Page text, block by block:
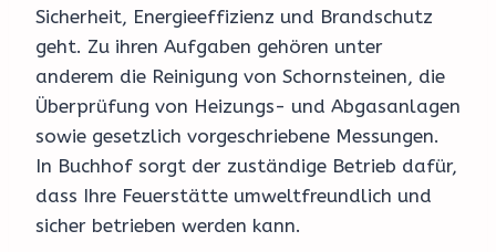
Sicherheit, Energieeffizienz und Brandschutz
geht. Zu ihren Aufgaben gehören unter
anderem die Reinigung von Schornsteinen, die
Überprüfung von Heizungs- und Abgasanlagen
sowie gesetzlich vorgeschriebene Messungen.
In Buchhof sorgt der zuständige Betrieb dafür,
dass Ihre Feuerstätte umweltfreundlich und
sicher betrieben werden kann.